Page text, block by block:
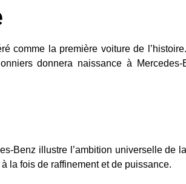
comme la première voiture de
donnera naissance à
Benz illustre l’ambition universelle de
la fois de raffinement et de puissance.